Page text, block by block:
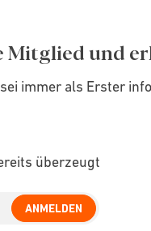
Mitglied und
immer als Erster
überzeugt
ANMELDEN